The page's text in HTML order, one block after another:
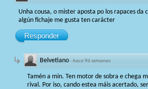
Unha cousa, o mister aposta po los rapaces da
algún fichaje me gusta ten carácter
Responder
Belvetiano ·hace 96 semanas
Tamén a min. Ten motor de sobra e chega
rival. Por iso, cando estea máis acertado,